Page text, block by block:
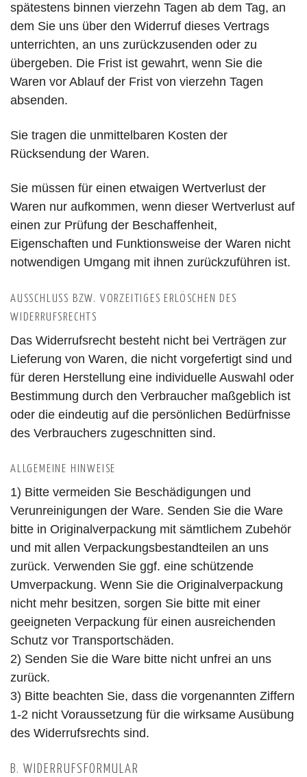
spätestens binnen vierzehn Tagen ab dem Tag, an
dem Sie uns über den Widerruf dieses Vertrags
unterrichten, an uns zurückzusenden oder zu
übergeben. Die Frist ist gewahrt, wenn Sie die
Waren vor Ablauf der Frist von vierzehn Tagen
absenden.
Sie tragen die unmittelbaren Kosten der
Rücksendung der Waren.
Sie müssen für einen etwaigen Wertverlust der
Waren nur aufkommen, wenn dieser Wertverlust auf
einen zur Prüfung der Beschaffenheit,
Eigenschaften und Funktionsweise der Waren nicht
notwendigen Umgang mit ihnen zurückzuführen ist.
AUSSCHLUSS BZW. VORZEITIGES ERLÖSCHEN DES
WIDERRUFSRECHTS
Das Widerrufsrecht besteht nicht bei Verträgen zur
Lieferung von Waren, die nicht vorgefertigt sind und
für deren Herstellung eine individuelle Auswahl oder
Bestimmung durch den Verbraucher maßgeblich ist
oder die eindeutig auf die persönlichen Bedürfnisse
des Verbrauchers zugeschnitten sind.
ALLGEMEINE HINWEISE
1) Bitte vermeiden Sie Beschädigungen und
Verunreinigungen der Ware. Senden Sie die Ware
bitte in Originalverpackung mit sämtlichem Zubehör
und mit allen Verpackungsbestandteilen an uns
zurück. Verwenden Sie ggf. eine schützende
Umverpackung. Wenn Sie die Originalverpackung
nicht mehr besitzen, sorgen Sie bitte mit einer
geeigneten Verpackung für einen ausreichenden
Schutz vor Transportschäden.
2) Senden Sie die Ware bitte nicht unfrei an uns
zurück.
3) Bitte beachten Sie, dass die vorgenannten Ziffern
1-2 nicht Voraussetzung für die wirksame Ausübung
des Widerrufsrechts sind.
B. WIDERRUFSFORMULAR